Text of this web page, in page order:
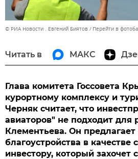
© РИА Новости . Евгений Биятов Перейти в
Читать в МАКС
Глава комитета Госсовета
курортному комплексу и
Черняк считает, что
авиаторов" не подходит для
Клементьева. Он предлагает
благоустройства в качестве
инвестору, который захочет